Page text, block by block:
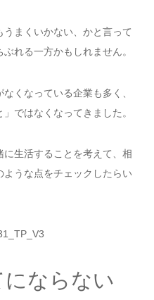
まくいかない、かと言って
れる一方かもしれません。
くなっている企業も多く、
ではなくなってきました。
生活することを考えて、相
うな点をチェックしたらい
にならない